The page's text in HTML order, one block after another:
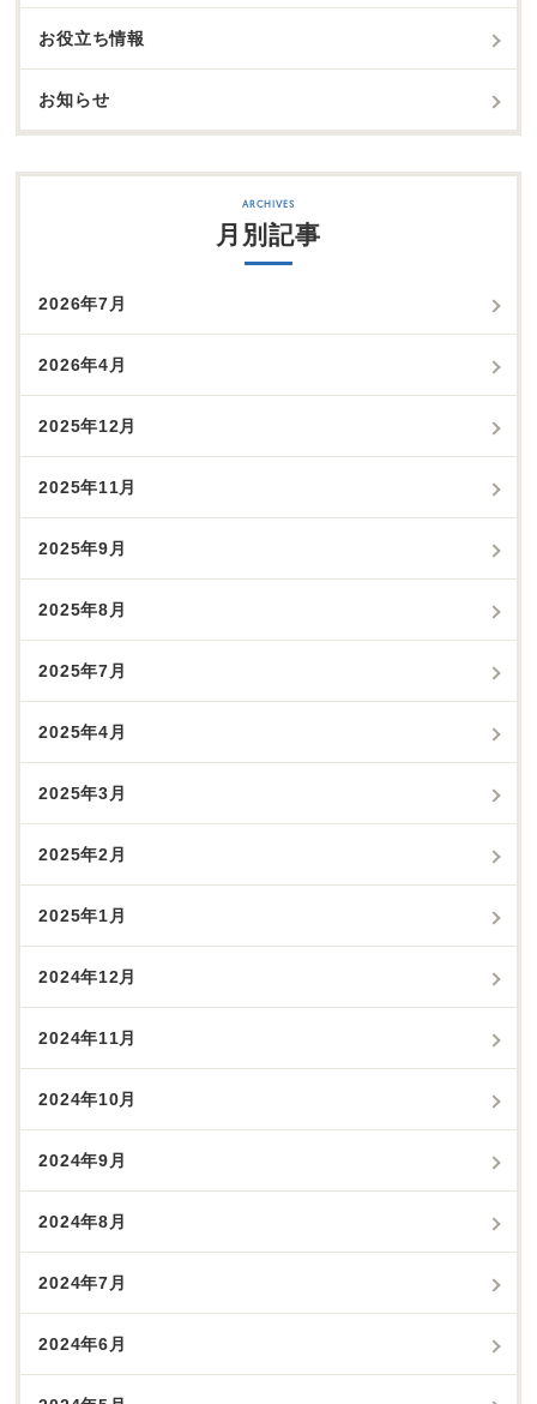
お役立ち情報
お知らせ
月別記事
2026年7月
2026年4月
2025年12月
2025年11月
2025年9月
2025年8月
2025年7月
2025年4月
2025年3月
2025年2月
2025年1月
2024年12月
2024年11月
2024年10月
2024年9月
2024年8月
2024年7月
2024年6月